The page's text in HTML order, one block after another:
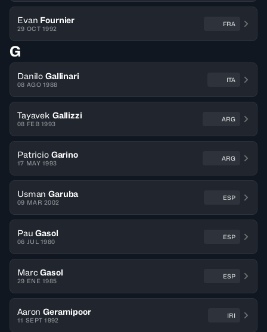
Evan Fournier
29 OCT 1992
FRA
G
Danilo Gallinari
08 AGO 1988
ITA
Tayavek Gallizzi
08 FEB 1993
ARG
Patricio Garino
17 MAY 1993
ARG
Usman Garuba
09 MAR 2002
ESP
Pau Gasol
06 JUL 1980
ESP
Marc Gasol
29 ENE 1985
ESP
Aaron Geramipoor
11 SEPT 1992
IRI